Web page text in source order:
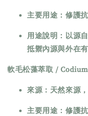
主要用途：修護
用途說明：以源
抵禦內源與外在
軟毛松藻萃取 /
來源：天然來源
主要用途：修護